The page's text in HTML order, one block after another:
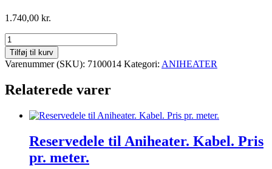
1.740,00 kr.
Automatik
975
kr
–
op
Tilføj til kurv
Varenummer (SKU): 7100014 Kategori: ANIHEATER
Relaterede varer
Reservedele til Aniheater. Kabel. Pris
pr. meter.